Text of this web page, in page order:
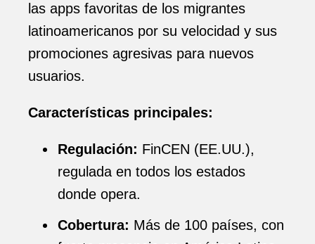
las apps favoritas de los migrantes
latinoamericanos por su velocidad y sus
promociones agresivas para nuevos
usuarios.
Características principales:
Regulación: FinCEN (EE.UU.),
regulada en todos los estados
donde opera.
Cobertura: Más de 100 países, con